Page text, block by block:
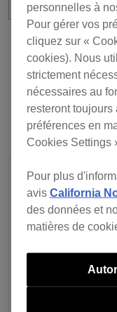
personnelles à
Pour gérer vos
cliquez sur «
cookies). Nous
strictement
nécessaires au
resteront toujours
préférences en
Cookies Settings
Pour plus
avis California
des données et
matières de